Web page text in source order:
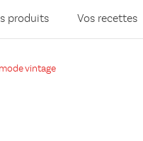
produits Vos recettes
vintage